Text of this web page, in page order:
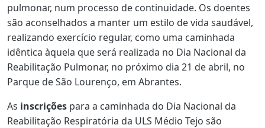
pulmonar, num processo de continuidade. Os doentes
são aconselhados a manter um estilo de vida saudável,
realizando exercício regular, como uma caminhada
idêntica àquela que será realizada no Dia Nacional da
Reabilitação Pulmonar, no próximo dia 21 de abril, no
Parque de São Lourenço, em Abrantes.
As inscrições para a caminhada do Dia Nacional da
Reabilitação Respiratória da ULS Médio Tejo são